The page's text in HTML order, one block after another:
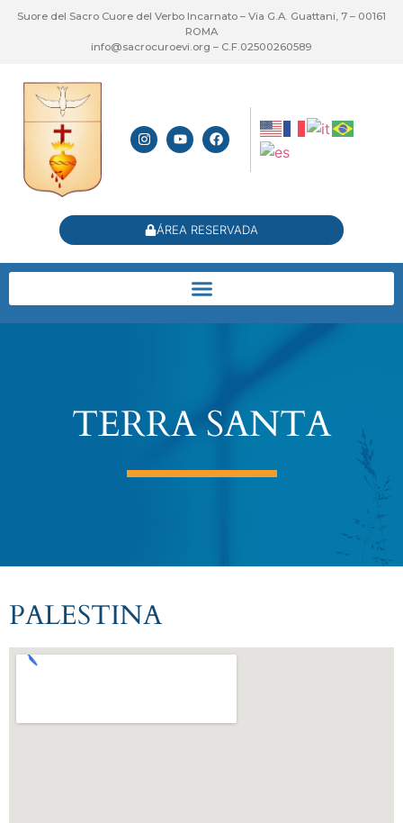
Suore del Sacro Cuore del Verbo Incarnato – Via G.A. Guattani, 7 – 00161
ROMA
info@sacrocuroevi.org – C.F.02500260589
ÁREA RESERVADA
TERRA SANTA
PALESTINA